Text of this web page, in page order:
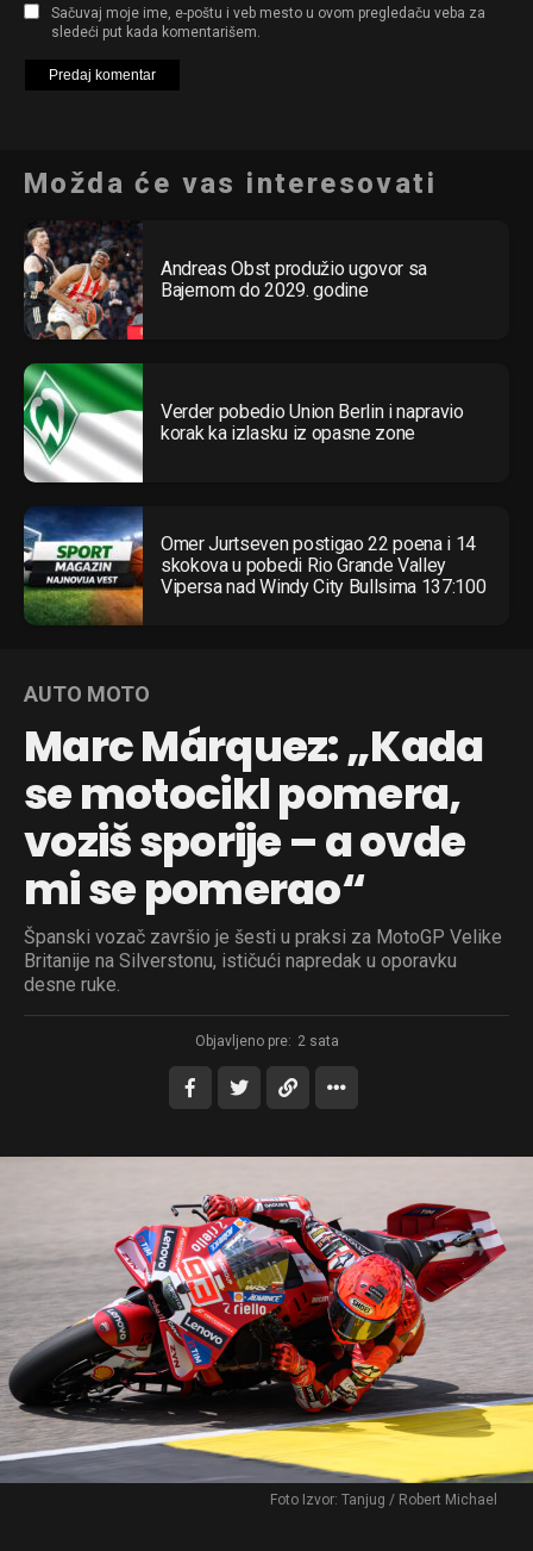
Sačuvaj moje ime, e-poštu i veb mesto u ovom pregledaču veba za
sledeći put kada komentarišem.
Možda će vas interesovati
Andreas Obst produžio ugovor sa
Bajernom do 2029. godine
Verder pobedio Union Berlin i napravio
korak ka izlasku iz opasne zone
Omer Jurtseven postigao 22 poena i 14
skokova u pobedi Rio Grande Valley
Vipersa nad Windy City Bullsima 137:100
AUTO MOTO
Marc Márquez: „Kada
se motocikl pomera,
voziš sporije – a ovde
mi se pomerao“
Španski vozač završio je šesti u praksi za MotoGP Velike
Britanije na Silverstonu, ističući napredak u oporavku
desne ruke.
Objavljeno pre: 2 sata
Foto Izvor: Tanjug / Robert Michael